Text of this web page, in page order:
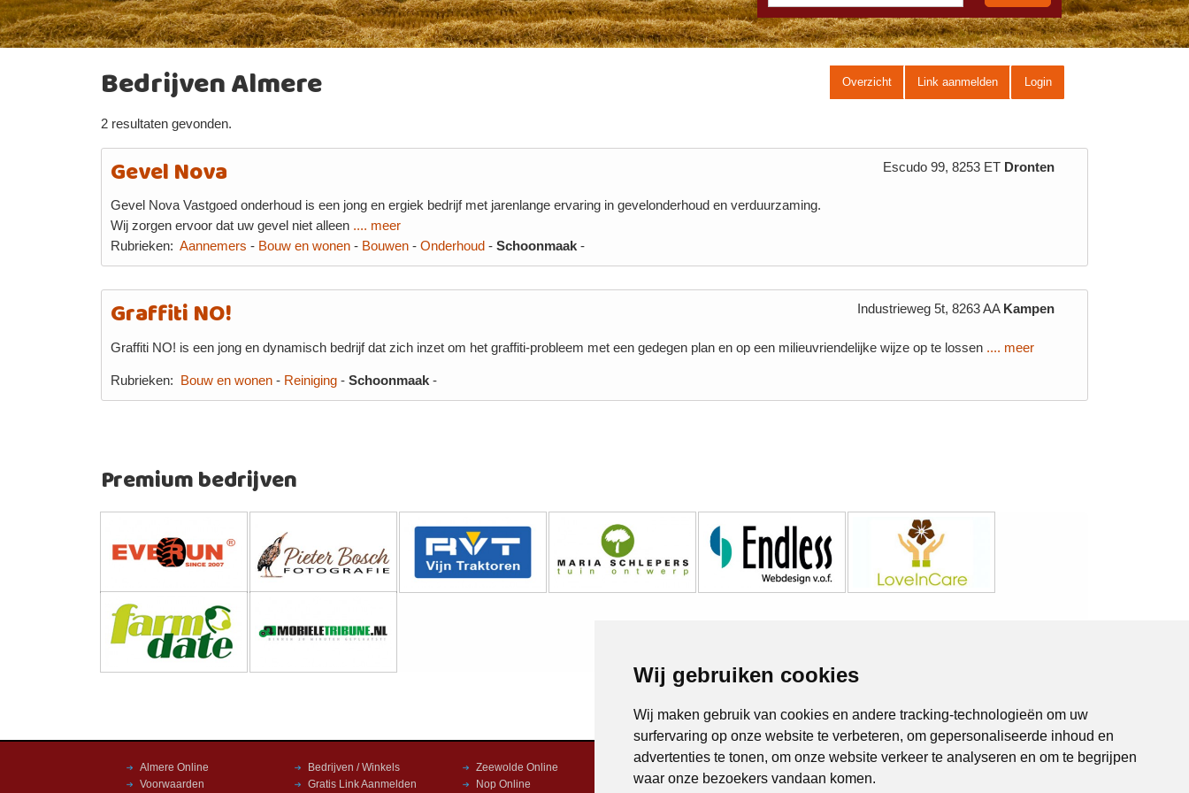
Wij gebruiken cookies
Wij maken gebruik van cookies en andere tracking-technologieën om uw
surfervaring op onze website te verbeteren, om gepersonaliseerde inhoud en
advertenties te tonen, om onze website verkeer te analyseren en om te begrijpen
waar onze bezoekers vandaan komen.
Bedrijven Almere Overzicht Link aanmelden Login
2 resultaten gevonden.
Gevel Nova Escudo 99, 8253 ET Dronten
Gevel Nova Vastgoed onderhoud is een jong en ergiek bedrijf met jarenlange ervaring in gevelonderhoud en verduurzaming.
Wij zorgen ervoor dat uw gevel niet alleen .... meer
Rubrieken: Aannemers - Bouw en wonen- Bouwen- Onderhoud - Schoonmaak-
Graffiti NO! Industrieweg 5t, 8263 AA Kampen
Graffiti NO! is een jong en dynamisch bedrijf dat zich inzet om het graffiti-probleem met een gedegen plan en op een milieuvriendelijke wijze op te lossen .... meer
Rubrieken: Bouw en wonen- Reiniging- Schoonmaak-
Premium bedrijven
Almere Online
Voorwaarden
Bedrijven / Winkels
Gratis Link Aanmelden
Zeewolde Online
Nop Online
Dronten Online
Harderwijk Online
Almere Online